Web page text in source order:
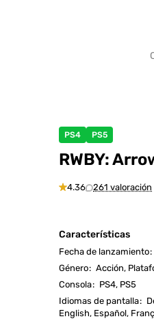
PS4 PS5
RWBY:
4.36 261 valoración
Características
Fecha de lanzamiento:
Género: Acción,
Consola: PS4, PS5
Idiomas de pantalla:
English, Español,